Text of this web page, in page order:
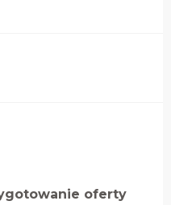
oferty